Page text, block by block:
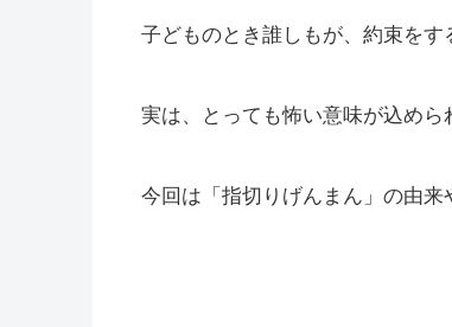
子どものとき誰しもが、約束をす
実は、とっても怖い意味が込め
今回は「指切りげんまん」の由来